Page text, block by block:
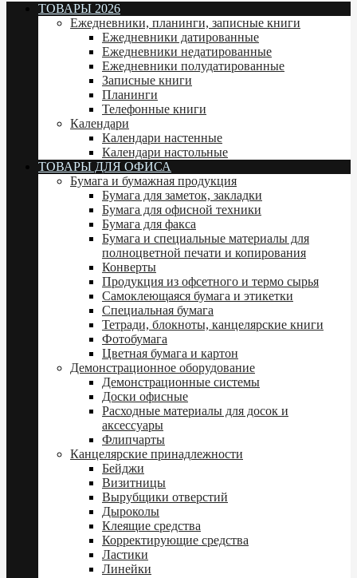
ТОВАРЫ 2026
Ежедневники, планинги, записные книги
Ежедневники датированные
Ежедневники недатированные
Ежедневники полудатированные
Записные книги
Планинги
Телефонные книги
Календари
Календари настенные
Календари настольные
ТОВАРЫ ДЛЯ ОФИСА
Бумага и бумажная продукция
Бумага для заметок, закладки
Бумага для офисной техники
Бумага для факса
Бумага и специальные материалы для
полноцветной печати и копирования
Конверты
Продукция из офсетного и термо сырья
Самоклеющаяся бумага и этикетки
Специальная бумага
Тетради, блокноты, канцелярские книги
Фотобумага
Цветная бумага и картон
Демонстрационное оборудование
Демонстрационные системы
Доски офисные
Расходные материалы для досок и
аксессуары
Флипчарты
Канцелярские принадлежности
Бейджи
Визитницы
Вырубщики отверстий
Дыроколы
Клеящие средства
Корректирующие средства
Ластики
Линейки